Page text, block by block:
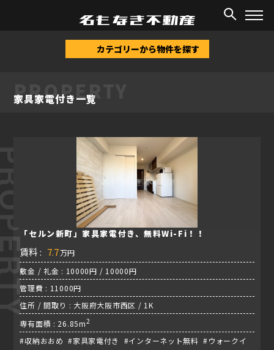
物件情報/家具家電付き
カテゴリーから物件を探す
PROPERTY
家具家電付き一覧
「セルン新町」家具家電付き、無料Wi-Fi！！
賃料 : 7.7万円
敷金 / 礼金 : 10000円 / 10000円
管理費 : 11000円
住所 / 間取り : 大阪府大阪市西区 / 1K
専有面積 : 26.85m2
#収納おおめ #家具家電付き #インターネット無料 #ウォークイ